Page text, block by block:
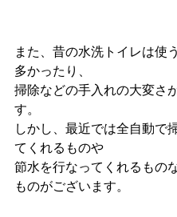
また、昔の水洗トイレは使
多かったり、
掃除などの手入れの大変さ
す。
しかし、最近では全自動で
てくれるものや
節水を行なってくれるもの
ものがございます。